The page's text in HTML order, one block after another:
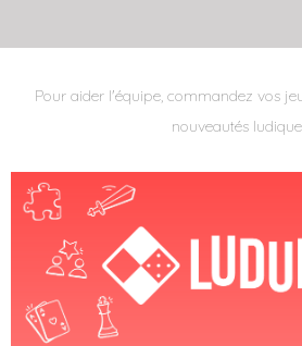
Pour aider l'équipe, commandez vos
nouveautés